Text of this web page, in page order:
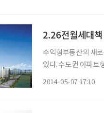
2.26전월세대
수익형부동산의 새
있다. 수도권 아파트
2014-05-07 17:10